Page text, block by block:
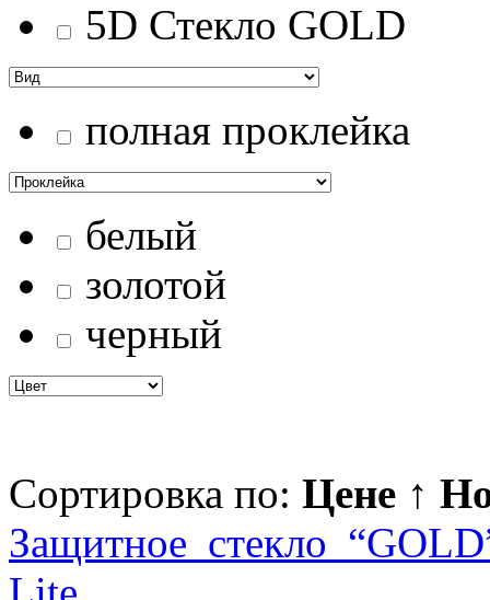
5D Стекло GOLD
полная проклейка
белый
золотой
черный
Сортировка по: Цене ↑
Защитное стекло